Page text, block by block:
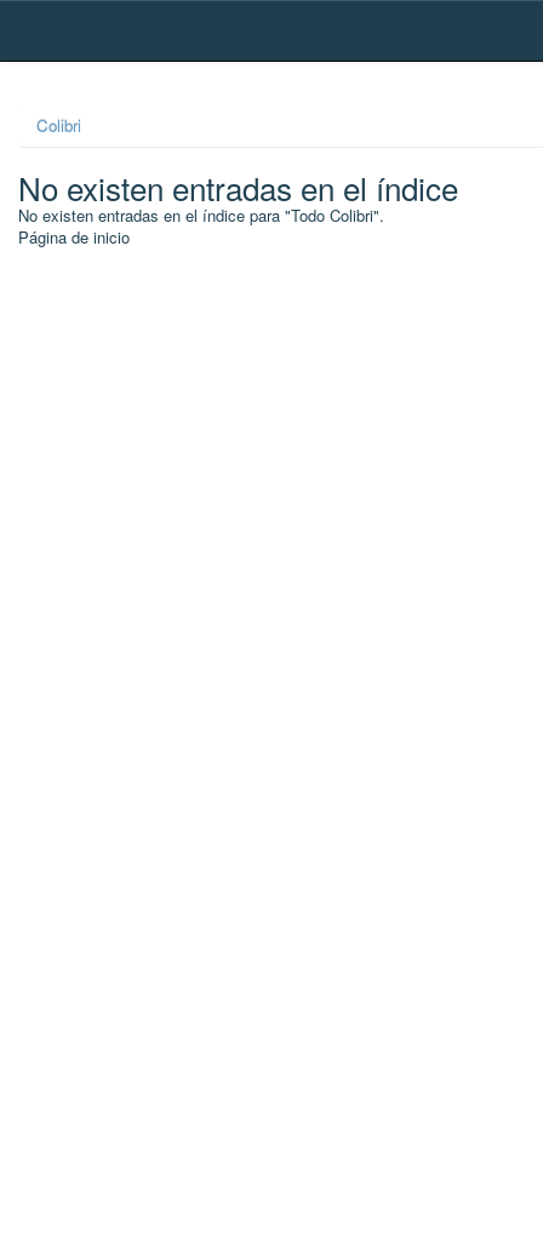
Skip
Colibri
No existen entradas en el índice
No existen entradas en el índice para "Todo Colibri".
Página de inicio